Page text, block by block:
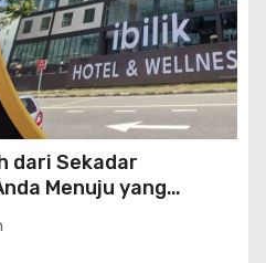
dari Sekadar
Menuju yang